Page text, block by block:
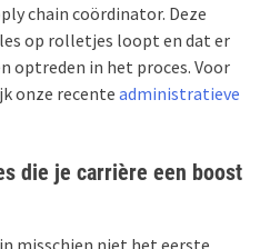
chain coördinator. Deze
op rolletjes loopt en dat er
optreden in het proces. Voor
onze recente administratieve
die je carrière een boost
misschien niet het eerste